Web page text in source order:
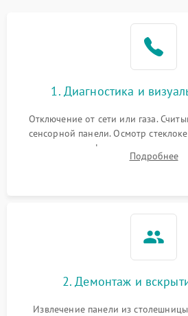
1. Диагностика и
Отключение от сети или газа.
сенсорной панели. Осмотр
проверка конфорок на
клиента о симптомах (неПодробнее
2. Демонтаж и
Извлечение панели из